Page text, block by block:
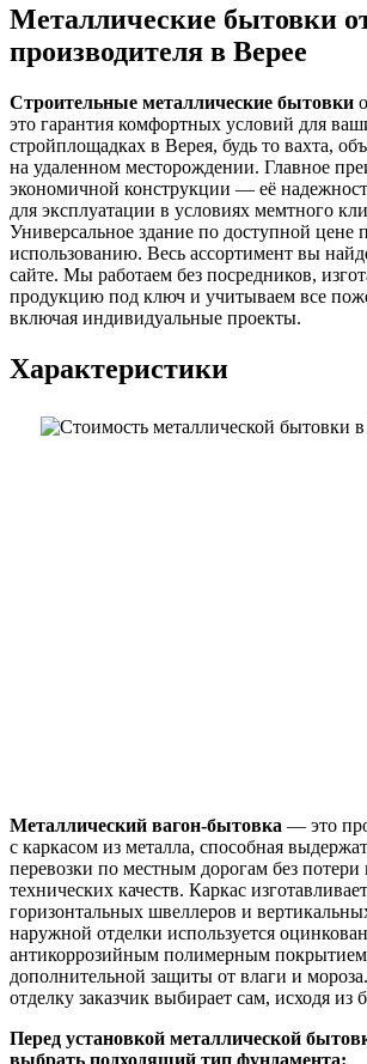
Металлические бытовки
производителя в Верее
Строительные металлические бытовки
это гарантия комфортных условий для
стройплощадках в Верея, будь то вахта,
на удаленном месторождении. Главное
экономичной конструкции — её
для эксплуатации в условиях мемтного
Универсальное здание по доступной цене
использованию. Весь ассортимент вы
сайте. Мы работаем без посредников,
продукцию под ключ и учитываем все
включая индивидуальные проекты.
Характеристики
Металлический вагон-бытовка — это
с каркасом из металла, способная
перевозки по местным дорогам без
технических качеств. Каркас
горизонтальных швеллеров и
наружной отделки используется
антикоррозийным полимерным
дополнительной защиты от влаги и
отделку заказчик выбирает сам, исходя из
Перед установкой металлической
выбрать подходящий тип фундамента: